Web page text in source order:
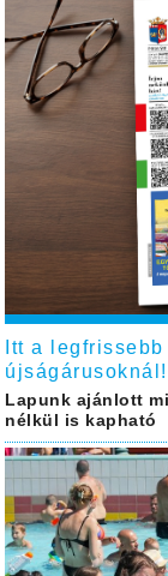
Itt a
újságárusoknál!
Lapunk ajánlott
nélkül is kapható